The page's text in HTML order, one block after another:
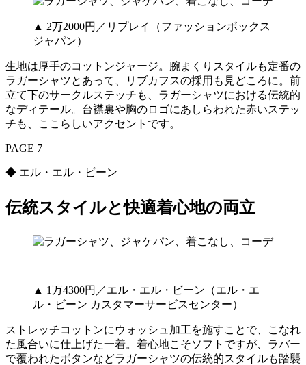
▲ 2万2000円／リプレイ（ファッションボックス
ジャパン）
生地は厚手のコットンジャージ。腕まくりスタイルも定番の
ラガーシャツとあって、リブカフスの採用も見どころに。前
立て下のサークルステッチも、ラガーシャツにおける伝統的
なディテール。台襟裏や胸のロゴにあしらわれた赤いステッ
チも、ここらしいアクセントです。
PAGE 7
◆ エル・エル・ビーン
伝統スタイルと快適着心地の両立
▲ 1万4300円／エル・エル・ビーン（エル・エ
ル・ビーン カスタマーサービスセンター）
ストレッチコットンにウォッシュ加工を施すことで、こなれ
た風合いに仕上げた一着。着心地こそソフトですが、ラバー
で覆われたボタンなどラガーシャツの伝統的スタイルも踏襲